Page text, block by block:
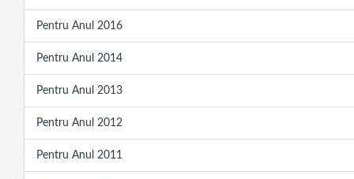
Pentru Anul 2016
Pentru Anul 2014
Pentru Anul 2013
Pentru Anul 2012
Pentru Anul 2011